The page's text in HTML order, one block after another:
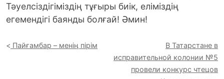
Тәуелсіздігіміздің тұғыры биік, еліміздің
егемендігі баянды болғай! Әмин!
Пайғамбар – менің пірім
В Татарстане в
исправительной колонии №5
провели конкурс чтецов